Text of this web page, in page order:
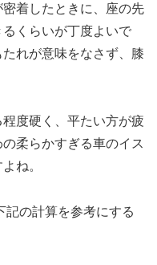
着したときに、座の先
くらいが丁度よいで
れが意味をなさず、膝
度硬く、平たい方が疲
柔らかすぎる車のイス
ね。
の計算を参考にする